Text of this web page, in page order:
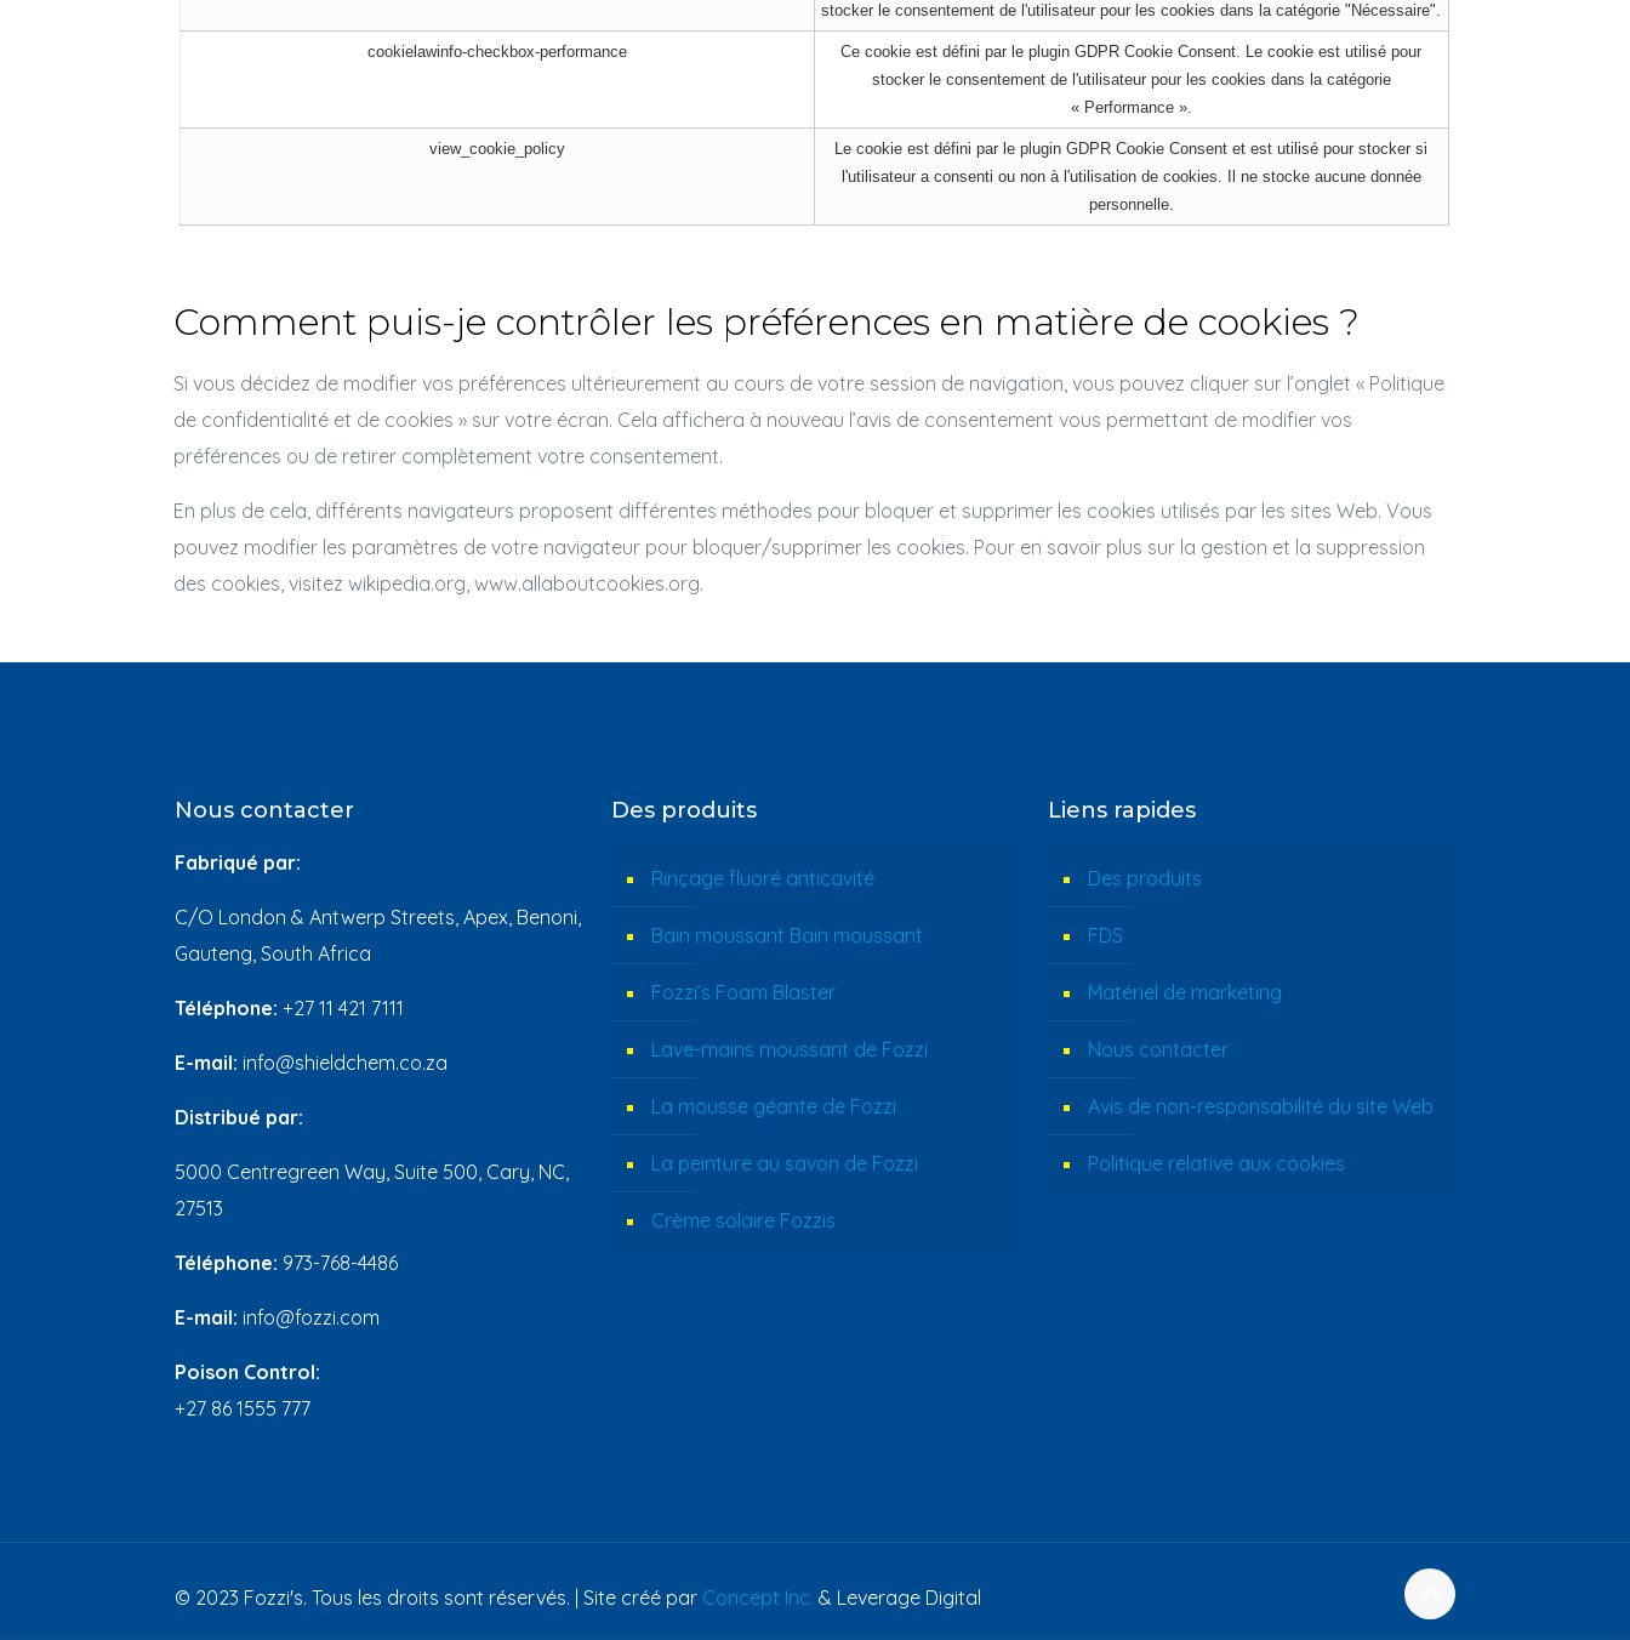
stocker le consentement de l'utilisateur pour les cookies dans la catégorie "Nécessaire".
cookielawinfo-checkbox-performance
Ce cookie est défini par le plugin GDPR Cookie Consent. Le cookie est utilisé pour
stocker le consentement de l'utilisateur pour les cookies dans la catégorie
« Performance ».
view_cookie_policy
Le cookie est défini par le plugin GDPR Cookie Consent et est utilisé pour stocker si
l'utilisateur a consenti ou non à l'utilisation de cookies. Il ne stocke aucune donnée
personnelle.
Comment puis-je contrôler les préférences en matière de cookies ?
Si vous décidez de modifier vos préférences ultérieurement au cours de votre session de navigation, vous pouvez cliquer sur l’onglet « Politique
de confidentialité et de cookies » sur votre écran. Cela affichera à nouveau l’avis de consentement vous permettant de modifier vos
préférences ou de retirer complètement votre consentement.
En plus de cela, différents navigateurs proposent différentes méthodes pour bloquer et supprimer les cookies utilisés par les sites Web. Vous
pouvez modifier les paramètres de votre navigateur pour bloquer/supprimer les cookies. Pour en savoir plus sur la gestion et la suppression
des cookies, visitez wikipedia.org, www.allaboutcookies.org.
Nous contacter
Fabriqué par:
C/O London & Antwerp Streets, Apex, Benoni,
Gauteng, South Africa
Téléphone: +27 11 421 7111
E-mail: info@shieldchem.co.za
Distribué par:
5000 Centregreen Way, Suite 500, Cary, NC,
27513
Téléphone: 973-768-4486
E-mail: info@fozzi.com
Poison Control:
+27 86 1555 777
Des produits
Rinçage fluoré anticavité
Bain moussant Bain moussant
Fozzi’s Foam Blaster
Lave-mains moussant de Fozzi
La mousse géante de Fozzi
La peinture au savon de Fozzi
Crème solaire Fozzis
Liens rapides
Des produits
FDS
Matériel de marketing
Nous contacter
Avis de non-responsabilité du site Web
Politique relative aux cookies
© 2023 Fozzi's. Tous les droits sont réservés. | Site créé par Concept Inc. & Leverage Digital